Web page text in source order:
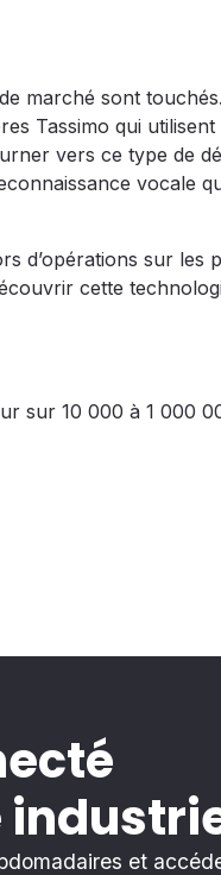
marché sont
Tassimo qui
vers ce type de
vocale
d’opérations sur les
cette
sur 10 000 à 1 000
et